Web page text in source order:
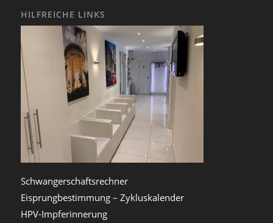
HILFREICHE LINKS
Schwangerschaftsrechner
Eisprungbestimmung – Zykluskalender
HPV-Impferinnerung